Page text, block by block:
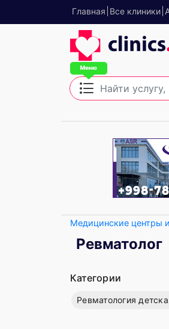
Главная Все клиники
Медицинские центры
Ревматолог
Категории
Ревматология